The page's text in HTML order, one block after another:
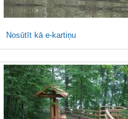
Nosūtīt kā e-kartiņu